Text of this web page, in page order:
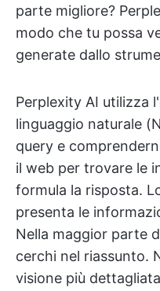
parte migliore?
modo che tu possa
generate dallo
Perplexity AI utilizza
linguaggio naturale
query e
il web per trovare le
formula la risposta.
presenta le
Nella maggior parte
cerchi nel riassunto.
visione più